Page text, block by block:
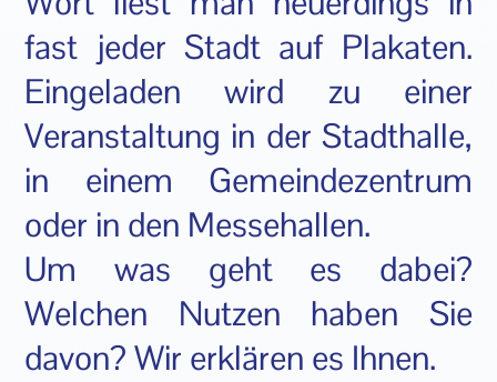
fast jeder Stadt auf Plakaten.
Eingeladen wird zu einer
Veranstaltung in der Stadthalle,
in einem Gemeindezentrum
oder in den Messehallen.
Um was geht es dabei?
Welchen Nutzen haben Sie
davon? Wir erklären es Ihnen.